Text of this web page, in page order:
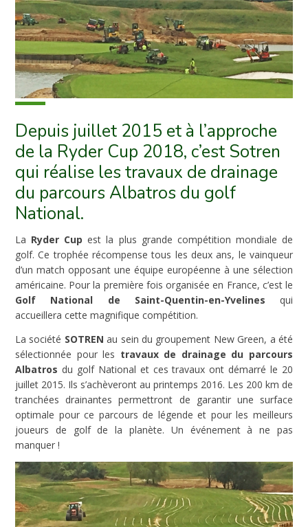
Depuis juillet 2015 et à l’approche
de la Ryder Cup 2018, c’est Sotren
qui réalise les travaux de drainage
du parcours Albatros du golf
National.
La Ryder Cup est la plus grande compétition mondiale de
golf. Ce trophée récompense tous les deux ans, le vainqueur
d’un match opposant une équipe européenne à une sélection
américaine. Pour la première fois organisée en France, c’est le
Golf National de Saint-Quentin-en-Yvelines qui
accueillera cette magnifique compétition.
La société SOTREN au sein du groupement New Green, a été
sélectionnée pour les travaux de drainage du parcours
Albatros du golf National et ces travaux ont démarré le 20
juillet 2015. Ils s’achèveront au printemps 2016. Les 200 km de
tranchées drainantes permettront de garantir une surface
optimale pour ce parcours de légende et pour les meilleurs
joueurs de golf de la planète. Un événement à ne pas
manquer !